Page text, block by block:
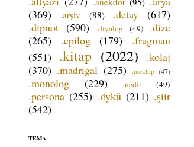
(369)
.arşiv (88) .detay
(617)
.dipnot (590) .diyalog (49)
.dize
(265)
.epilog (179)
.fragman
(551) .kitap (2022)
.kolaj
(370) .madrigal (275) .mektup (47)
.monolog (229) .nedir (49)
.persona (255) .öykü (211) .şiir
(542)
TEMA